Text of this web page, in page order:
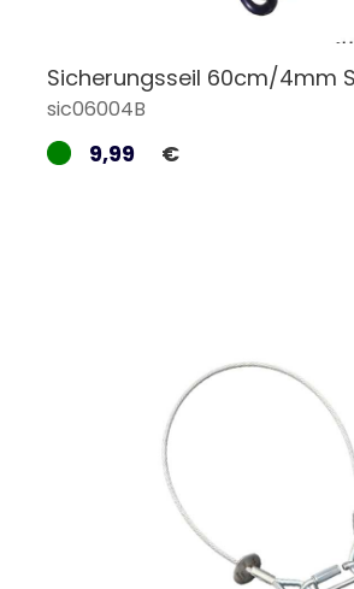
Sicherungsseil 60cm/4mm
sic06004B
9,99 €